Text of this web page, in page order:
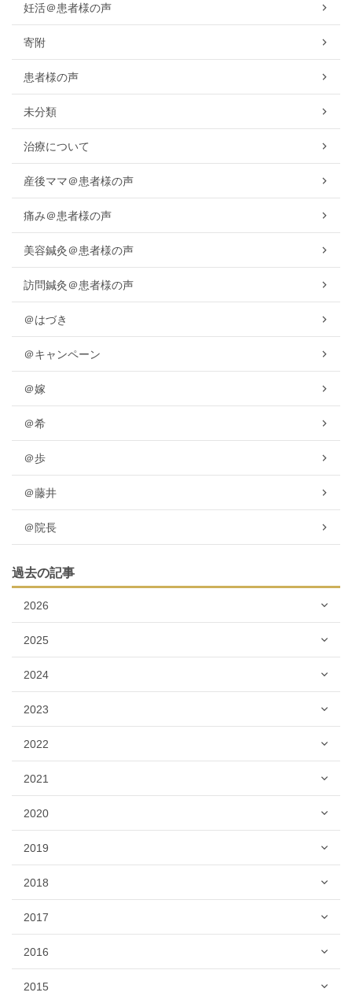
妊活＠患者様の声
寄附
患者様の声
未分類
治療について
産後ママ＠患者様の声
痛み＠患者様の声
美容鍼灸＠患者様の声
訪問鍼灸＠患者様の声
＠はづき
＠キャンペーン
＠嫁
＠希
＠歩
＠藤井
＠院長
過去の記事
2026
2025
2024
2023
2022
2021
2020
2019
2018
2017
2016
2015